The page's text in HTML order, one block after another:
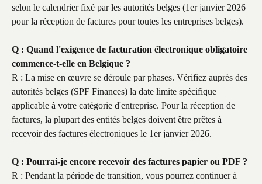
selon le calendrier fixé par les autorités belges (1er janvier 2026
pour la réception de factures pour toutes les entreprises belges).
Q : Quand l'exigence de facturation électronique obligatoire
commence-t-elle en Belgique ?
R : La mise en œuvre se déroule par phases. Vérifiez auprès des
autorités belges (SPF Finances) la date limite spécifique
applicable à votre catégorie d'entreprise. Pour la réception de
factures, la plupart des entités belges doivent être prêtes à
recevoir des factures électroniques le 1er janvier 2026.
Q : Pourrai-je encore recevoir des factures papier ou PDF ?
R : Pendant la période de transition, vous pourrez continuer à